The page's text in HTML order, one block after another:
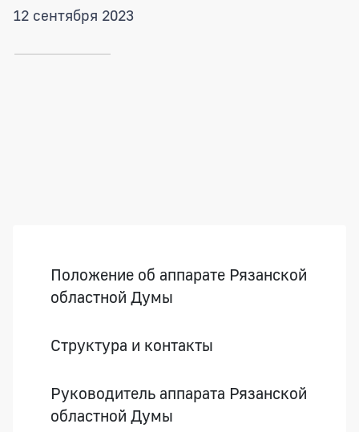
12 сентября 2023
Положение об аппарате Рязанской
областной Думы
Структура и контакты
Руководитель аппарата Рязанской
областной Думы